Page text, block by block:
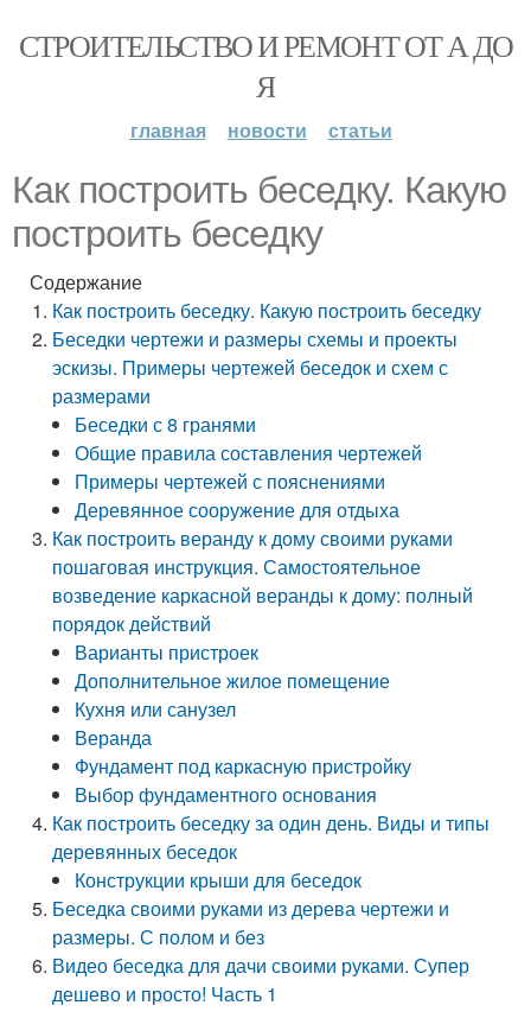
СТРОИТЕЛЬСТВО И РЕМОНТ ОТ А ДО
Я
главная новости статьи
Как построить беседку. Какую
построить беседку
Содержание
Как построить беседку. Какую построить беседку
Беседки чертежи и размеры схемы и проекты
эскизы. Примеры чертежей беседок и схем с
размерами
Беседки с 8 гранями
Общие правила составления чертежей
Примеры чертежей с пояснениями
Деревянное сооружение для отдыха
Как построить веранду к дому своими руками
пошаговая инструкция. Самостоятельное
возведение каркасной веранды к дому: полный
порядок действий
Варианты пристроек
Дополнительное жилое помещение
Кухня или санузел
Веранда
Фундамент под каркасную пристройку
Выбор фундаментного основания
Как построить беседку за один день. Виды и типы
деревянных беседок
Конструкции крыши для беседок
Беседка своими руками из дерева чертежи и
размеры. С полом и без
Видео беседка для дачи своими руками. Супер
дешево и просто! Часть 1